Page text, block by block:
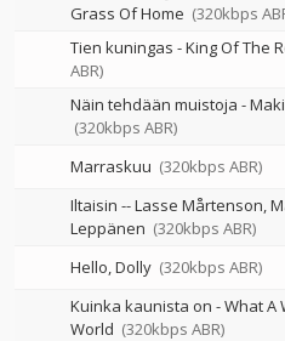
Grass Of Home (320kbps
Tien kuningas - King Of The
ABR)
Näin tehdään muistoja -
(320kbps ABR)
Marraskuu (320kbps ABR)
Iltaisin --Lasse Mårtenson
Leppänen (320kbps ABR)
Hello, Dolly (320kbps ABR)
Kuinka kaunista on - What A
World (320kbps ABR)